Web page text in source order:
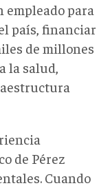
empleado para
país, financiar
de millones
la salud,
de Pérez
Cuando